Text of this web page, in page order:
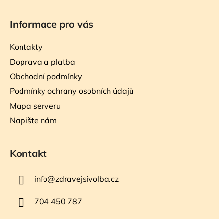
Informace pro vás
Kontakty
Doprava a platba
Obchodní podmínky
Podmínky ochrany osobních údajů
Mapa serveru
Napište nám
Kontakt
info@zdravejsivolba.cz
704 450 787